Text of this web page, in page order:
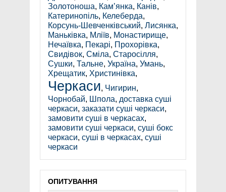
Золотоноша, Кам’янка, Канів,
Катеринопіль, Келеберда,
Корсунь-Шевченківський, Лисянка,
Маньківка, Мліїв, Монастирище,
Нечаївка, Пекарі, Прохорівка,
Свидівок, Сміла, Старосілля,
Сушки, Тальне, Україна, Умань,
Хрещатик, Христинівка,
Черкаси, Чигирин,
Чорнобай, Шпола, доставка суші
черкаси, заказати суші черкаси,
замовити суші в черкасах,
замовити суші черкаси, суші бокс
черкаси, суші в черкасах, суші
черкаси
ОПИТУВАННЯ